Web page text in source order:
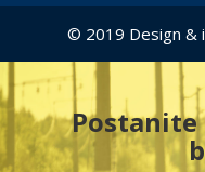
© 2019 Design &